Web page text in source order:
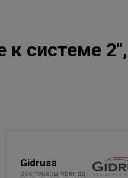
системе
Gidruss
Все товары бренда